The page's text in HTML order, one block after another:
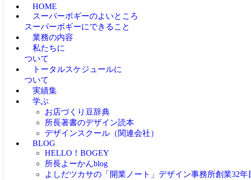
HOME
スーパーボギーのよいところ
スーパーボギーにできること
業務の内容
私たちに
ついて
トータルスケジュールに
ついて
実績集
学ぶ
お店づくり豆辞典
所長著書のデザイン読本
デザインスクール（関連会社）
BLOG
HELLO！BOGEY
所長よーかんblog
よしだツカサの「開業ノート」 デザイン事務所創業32